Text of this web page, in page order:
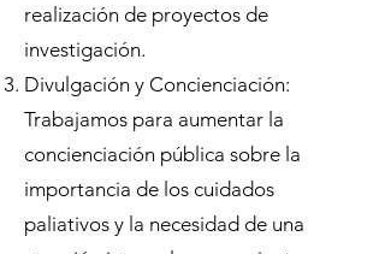
realización de proyectos de
investigación.
Divulgación y Concienciación:
Trabajamos para aumentar la
concienciación pública sobre la
importancia de los cuidados
paliativos y la necesidad de una